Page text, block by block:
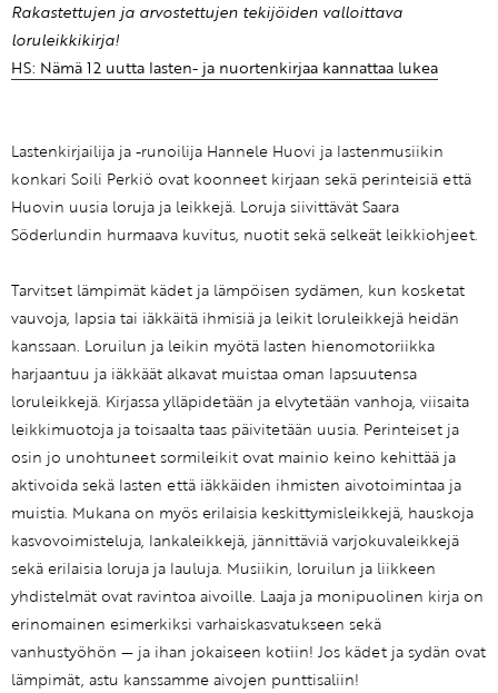
Rakastettujen ja arvostettujen tekijöiden valloittava
loruleikkikirja!
HS: Nämä 12 uutta lasten- ja nuortenkirjaa kannattaa lukea
Lastenkirjailija ja -runoilija Hannele Huovi ja lastenmusiikin
konkari Soili Perkiö ovat koonneet kirjaan sekä perinteisiä että
Huovin uusia loruja ja leikkejä. Loruja siivittävät Saara
Söderlundin hurmaava kuvitus, nuotit sekä selkeät leikkiohjeet.
Tarvitset lämpimät kädet ja lämpöisen sydämen, kun kosketat
vauvoja, lapsia tai iäkkäitä ihmisiä ja leikit loruleikkejä heidän
kanssaan. Loruilun ja leikin myötä lasten hienomotoriikka
harjaantuu ja iäkkäät alkavat muistaa oman lapsuutensa
loruleikkejä. Kirjassa ylläpidetään ja elvytetään vanhoja, viisaita
leikkimuotoja ja toisaalta taas päivitetään uusia. Perinteiset ja
osin jo unohtuneet sormileikit ovat mainio keino kehittää ja
aktivoida sekä lasten että iäkkäiden ihmisten aivotoimintaa ja
muistia. Mukana on myös erilaisia keskittymisleikkejä, hauskoja
kasvovoimisteluja, lankaleikkejä, jännittäviä varjokuvaleikkejä
sekä erilaisia loruja ja lauluja. Musiikin, loruilun ja liikkeen
yhdistelmät ovat ravintoa aivoille. Laaja ja monipuolinen kirja on
erinomainen esimerkiksi varhaiskasvatukseen sekä
vanhustyöhön — ja ihan jokaiseen kotiin! Jos kädet ja sydän ovat
lämpimät, astu kanssamme aivojen punttisaliin!